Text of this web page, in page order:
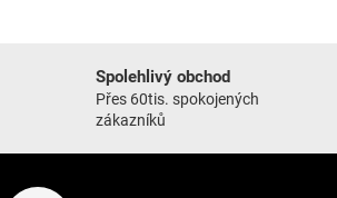
Spolehlivý obchod
Přes 60tis. spokojených
zákazníků